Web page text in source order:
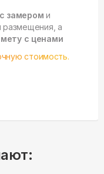
замером и
а
с ценами
стоимость.